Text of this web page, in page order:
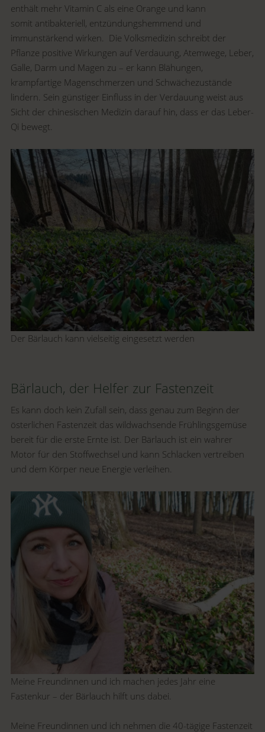
enthält mehr Vitamin C als eine Orange und kann
somit antibakteriell, entzündungshemmend und
immunstärkend wirken. Die Volksmedizin schreibt der
Pflanze positive Wirkungen auf Verdauung, Atemwege, Leber,
Galle, Darm und Magen zu – er kann Blähungen,
krampfartige Magenschmerzen und Schwächezustände
lindern. Sein günstiger Einfluss in der Verdauung weist aus
Sicht der chinesischen Medizin darauf hin, dass er das Leber-
Qi bewegt.
Der Bärlauch kann vielseitig eingesetzt werden
Bärlauch, der Helfer zur Fastenzeit
Es kann doch kein Zufall sein, dass genau zum Beginn der
österlichen Fastenzeit das wildwachsende Frühlingsgemüse
bereit für die erste Ernte ist. Der Bärlauch ist ein wahrer
Motor für den Stoffwechsel und kann Schlacken vertreiben
und dem Körper neue Energie verleihen.
Meine Freundinnen und ich machen jedes Jahr eine
Fastenkur – der Bärlauch hilft uns dabei.
Meine Freundinnen und ich nehmen die 40-tägige Fastenzeit